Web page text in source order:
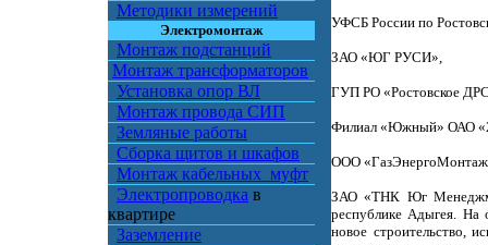
УФСБ России по
ЗАО «ЮГ РУСИ»,
ГУП РО «Ростовское
Филиал «Южный» ОАО
ООО
ЗАО «ТНК Юг
республике Адыгея. На
новое строительство,
Методики измерений
Электромонтаж
Монтаж подстанций
Монтаж трансформаторов
Установка опор ВЛ
Монтаж провода СИП
Земляные работы
Сборка щитов и шкафов
Монтаж кабельных муфт
Электропроводка в
квартире
Заземление